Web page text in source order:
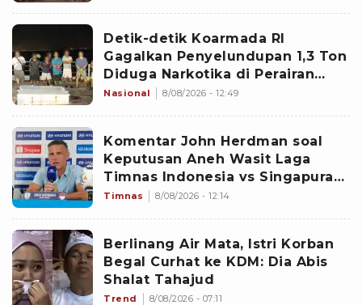
Detik-detik Koarmada RI
Gagalkan Penyelundupan 1,3 Ton
Diduga Narkotika di Perairan
Bintan
Nasional 8/08/2026 - 12:49
Komentar John Herdman soal
Keputusan Aneh Wasit Laga
Timnas Indonesia vs Singapura
di Piala AFF 2026: Percuma
Timnas 8/08/2026 - 12:14
Berlinang Air Mata, Istri Korban
Begal Curhat ke KDM: Dia Abis
Shalat Tahajud
Trend 8/08/2026 - 07:11